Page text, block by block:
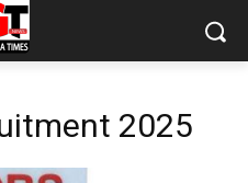
2025